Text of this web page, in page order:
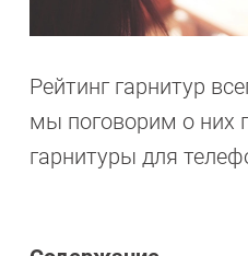
Рейтинг гарнитур
мы поговорим о них
гарнитуры для